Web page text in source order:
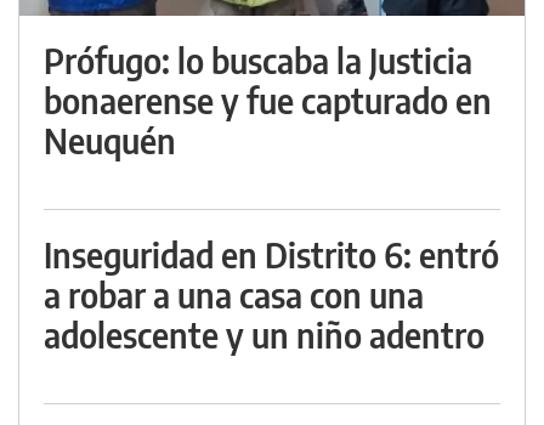
Prófugo: lo buscaba la Justicia
bonaerense y fue capturado en
Neuquén
Inseguridad en Distrito 6: entró
a robar a una casa con una
adolescente y un niño adentro